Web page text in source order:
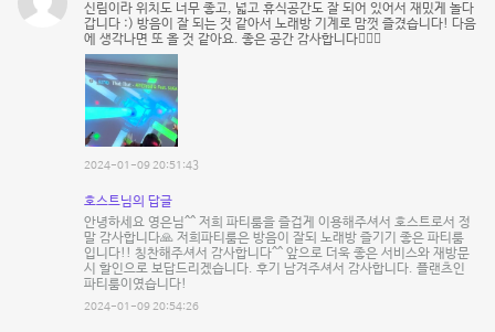
신림이라 위치도 너무 좋고, 넓고 휴식공간도 잘 되어 있어서 재밌게 놀다
갑니다 :) 방음이 잘 되는 것 같아서 노래방 기계로 맘껏 즐겼습니다! 다음
에 생각나면 또 올 것 같아요. 좋은 공간 감사합니다🙇🏻‍♀️
2024-01-09 20:51:43
호스트님의 답글
안녕하세요 영은님^^ 저희 파티룸을 즐겁게 이용해주셔서 호스트로서 정
말 감사합니다🙏 저희파티룸은 방음이 잘되 노래방 즐기기 좋은 파티룸
입니다!! 칭찬해주셔서 감사합니다^^ 앞으로 더욱 좋은 서비스와 재방문
시 할인으로 보답드리겠습니다. 후기 남겨주셔서 감사합니다. 플랜츠인
파티룸이였습니다!
2024-01-09 20:54:26